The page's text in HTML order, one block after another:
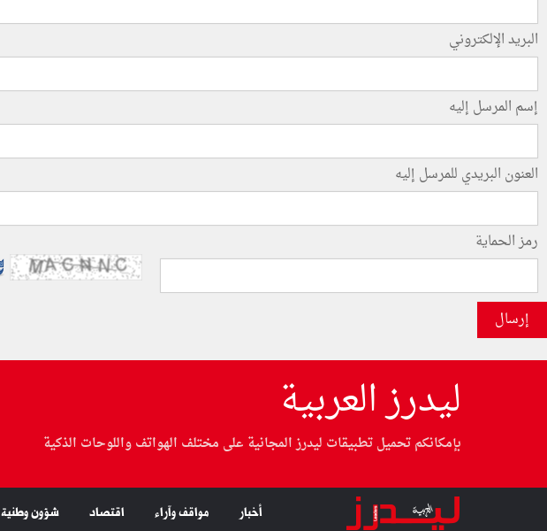
البريد الإلكتروني
إسم المرسل إليه
العنون البريدي للمرسل إليه
رمز الحماية
إرسال
ليدرز العربية
بإمكانكم تحميل تطبيقات ليدرز المجانية على مختلف الهواتف واللوحات الذكية
أخبار مواقف وآراء اقتصاد شؤون وطنية